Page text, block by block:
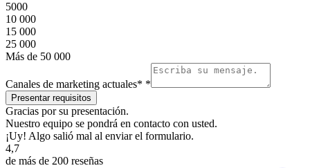
5000
10 000
15 000
25 000
Más de 50 000
Canales de marketing actuales* *
Gracias por su presentación.
Nuestro equipo se pondrá en contacto con usted.
¡Uy! Algo salió mal al enviar el formulario.
4,7
de más de 200 reseñas